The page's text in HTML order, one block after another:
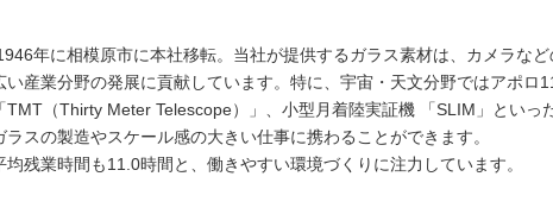
年に相模原市に本社移転。当社が提供するガラス素材は、カメラなど
産業分野の発展に貢献しています。特に、宇宙・天文分野ではアポロ
TMT （Thirty Meter Telescope）」、小型月着陸実証機 「SLIM 」といっ
スの製造やスケール感の大きい仕事に携わることができます。
均残業時間も11.0時間と、働きやすい環境づくりに注力しています。